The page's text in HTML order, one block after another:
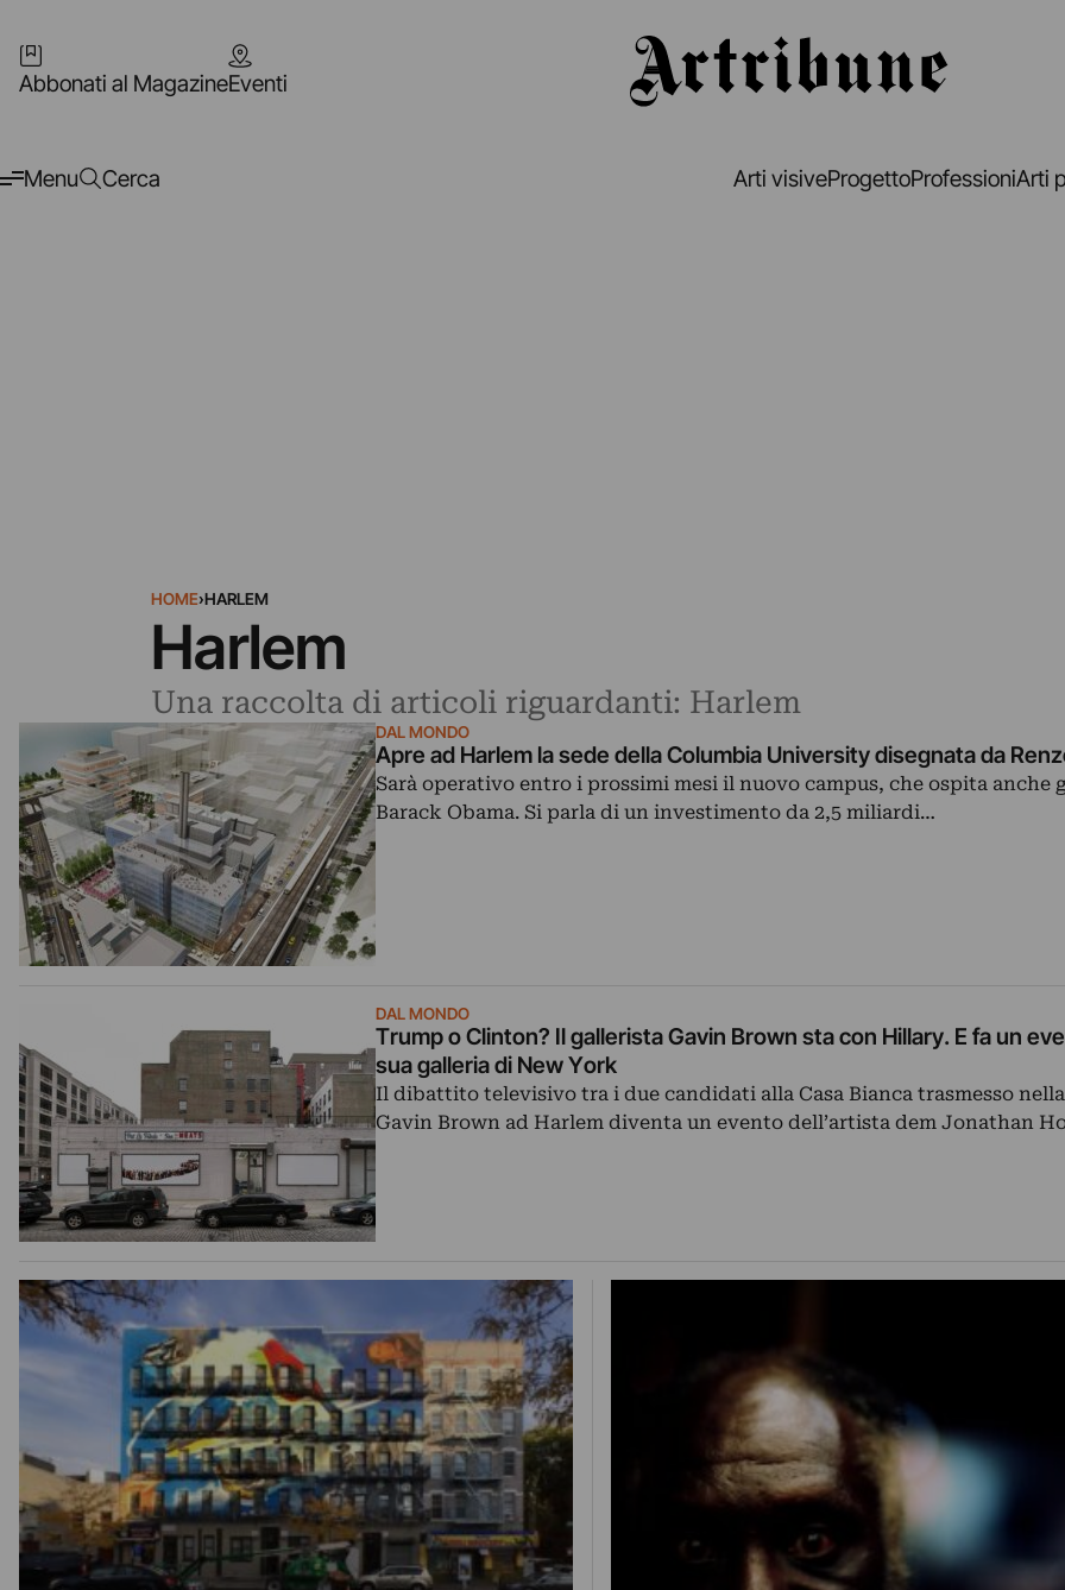
Abbonati al MagazineEventi
Menu Cerca Arti visiveProgettoProfessioniArti
HOME›HARLEM
Harlem
Una raccolta di articoli riguardanti: Harlem
DAL MONDO
Apre ad Harlem la sede della Columbia University disegnata da
Sarà operativo entro i prossimi mesi il nuovo campus, che ospita anche
Barack Obama. Si parla di un investimento da 2,5 miliardi…
DAL MONDO
Trump o Clinton? Il gallerista Gavin Brown sta con Hillary. E fa un
sua galleria di New York
Il dibattito televisivo tra i due candidati alla Casa Bianca trasmesso
Gavin Brown ad Harlem diventa un evento dell’artista dem Jonathan